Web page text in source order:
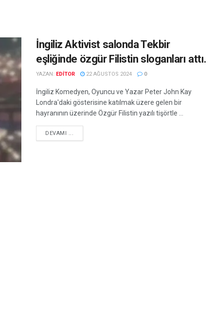
İngiliz Aktivist salonda Tekbir
eşliğinde özgür Filistin sloganları attı.
YAZAN: EDITOR 22 AĞUSTOS 2024 0
İngiliz Komedyen, Oyuncu ve Yazar Peter John Kay
Londra'daki gösterisine katılmak üzere gelen bir
hayranının üzerinde Özgür Filistin yazılı tişörtle ...
DEVAMI ...